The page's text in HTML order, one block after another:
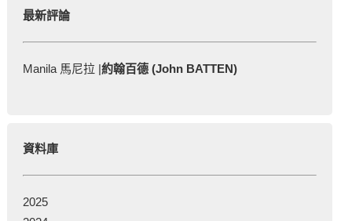
最新評論
Manila 馬尼拉 |約翰百德 (John BATTEN)
資料庫
2025